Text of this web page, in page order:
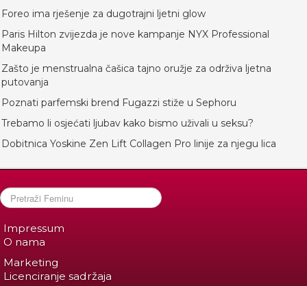
Foreo ima rješenje za dugotrajni ljetni glow
Paris Hilton zvijezda je nove kampanje NYX Professional
Makeupa
Zašto je menstrualna čašica tajno oružje za održiva ljetna
putovanja
Poznati parfemski brend Fugazzi stiže u Sephoru
Trebamo li osjećati ljubav kako bismo uživali u seksu?
Dobitnica Yoskine Zen Lift Collagen Pro linije za njegu lica
Impressum
O nama
Marketing
Licenciranje sadržaja